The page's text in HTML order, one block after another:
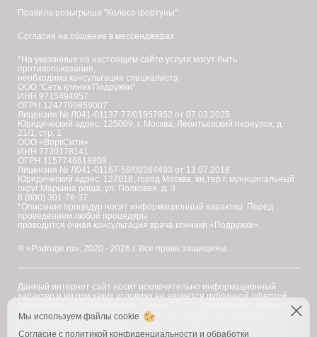
Правила розыгрыша "Колесо фортуны"
Согласие на общение в мессенджерах
*На указанные на настоящем сайте услуги могут быть
противопоказания,
необходима консультация специалиста
ООО "Сеть клиник Подружки"
ИНН 9715494957
ОГРН 1247700659007
Лицензия № Л041-01137-77/01957952 от 07.03.2025
Юридический адрес: 125009, г. Москва, Леонтьевский переулок, д.
21/1, стр. 1
ООО «ВоркСити»
ИНН 7730178141
ОГРН 1157746618809
Лицензия № Л041-01167-59/00364493 от 13.07.2018
Юридический адрес: 127018, город Москва, вн.тер.г. муниципальный
округ Марьина роща, ул. Полковая, д. 3
8 (800) 301-76-37
*Описание процедур носит информационный характер. Перед
проведением любой процедуры
проводится очная консультация врача клиники «Подружки».
© «Podruge.ru», 2020 - 2026 г. Все права защищены.
Данный интернет-сайт носит исключительно информационный
характер и ни при каких условиях не является публичной офертой,
Российской Федерации. Для получения подробной информации об
услугах, ценах и спецпредложениях, пожалуйста, обратитесь в
клинику "Подружки".
Мы используем файлы cookie
Согласие с политикой конфиденциальности и обработки